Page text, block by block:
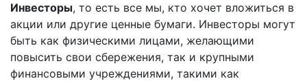
Инвесторы, то есть все мы, кто хочет вложиться в
акции или другие ценные бумаги. Инвесторы могут
быть как физическими лицами, желающими
повысить свои сбережения, так и крупными
финансовыми учреждениями, такими как